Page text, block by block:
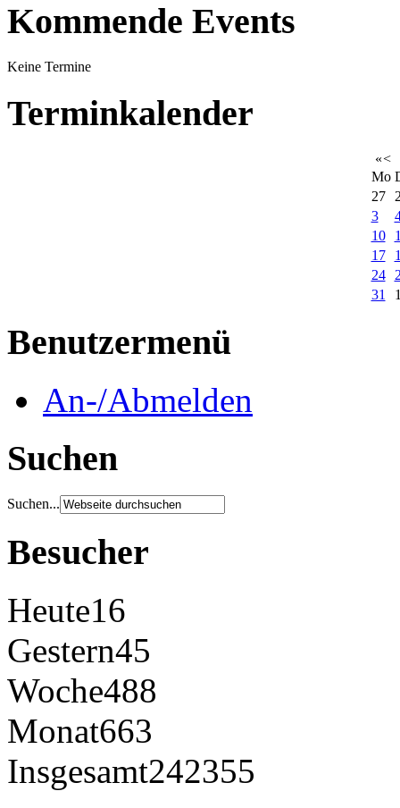
Kommende Events
Keine Termine
Terminkalender
«<
Mo
27
3
10
17
24
31
Benutzermenü
An-/Abmelden
Suchen
Suchen...
Besucher
Heute16
Gestern45
Woche488
Monat663
Insgesamt242355